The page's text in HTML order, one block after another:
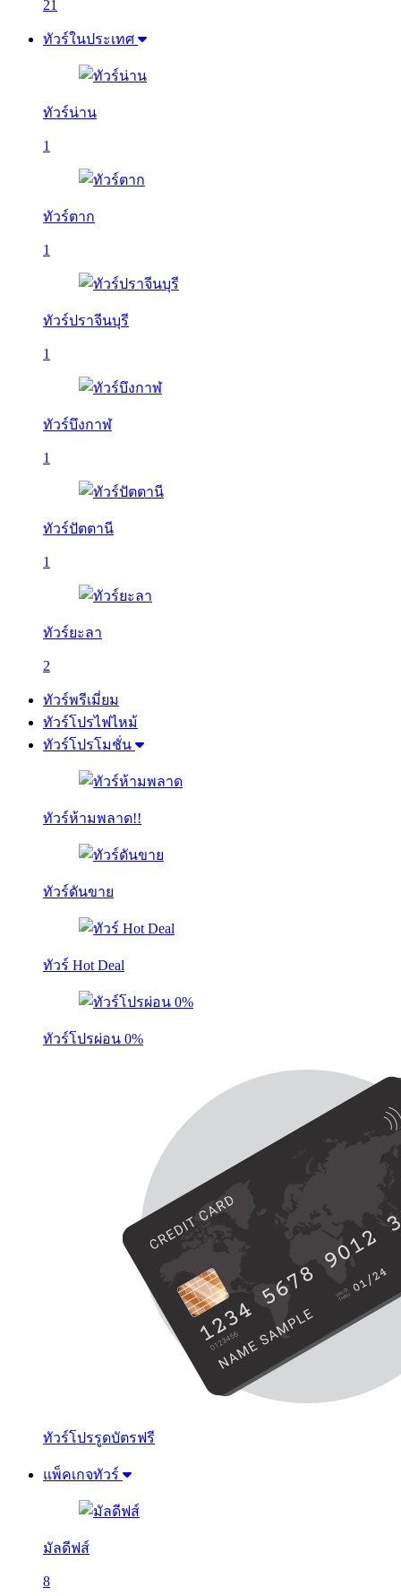
21
ทัวร์ในประเทศ
ทัวร์น่าน
1
ทัวร์ตาก
1
ทัวร์ปราจีนบุรี
1
ทัวร์บึงกาฬ
1
ทัวร์ปัตตานี
1
ทัวร์ยะลา
2
ทัวร์พรีเมี่ยม
ทัวร์โปรไฟไหม้
ทัวร์โปรโมชั่น
ทัวร์ห้ามพลาด!!
ทัวร์ดันขาย
ทัวร์ Hot Deal
ทัวร์โปรผ่อน 0%
ทัวร์โปรรูดบัตรฟรี
แพ็คเกจทัวร์
มัลดีฟส์
8